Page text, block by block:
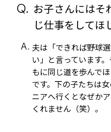
Q. お子さんにはそ
じ仕事をしてほ
A. 夫は「できれば野球
い」と言っています
もに同じ道を歩んで
です。下の子たちは
ニアへ行くとなぜか
くれません（笑）。